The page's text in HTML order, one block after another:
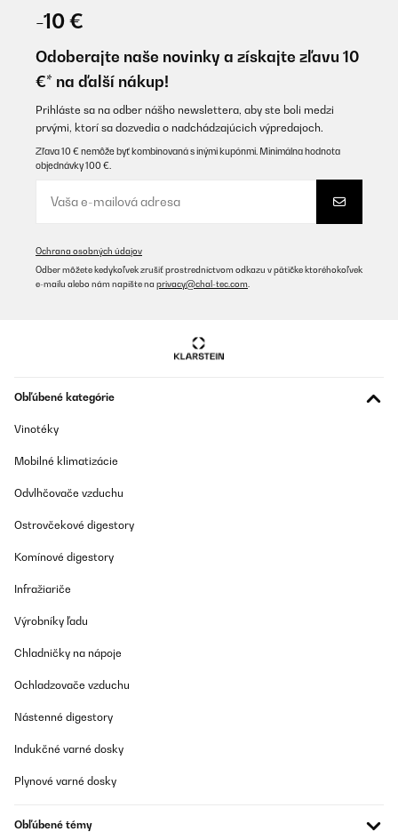
-10 €
Odoberajte naše novinky a získajte zľavu 10
€* na ďalší nákup!
Prihláste sa na odber nášho newslettera, aby ste boli medzi
prvými, ktorí sa dozvedia o nadchádzajúcich výpredajoch.
Zľava 10 € nemôže byť kombinovaná s inými kupónmi. Minimálna hodnota
objednávky 100 €.
Ochrana osobných údajov
Odber môžete kedykoľvek zrušiť prostredníctvom odkazu v pätičke ktoréhokoľvek
e-mailu alebo nám napíšte na privacy@chal-tec.com
Obľúbené kategórie
Vinotéky
Mobilné klimatizácie
Odvlhčovače vzduchu
Ostrovčekové digestory
Komínové digestory
Infražiariče
Výrobníky ľadu
Chladničky na nápoje
Ochladzovače vzduchu
Nástenné digestory
Indukčné varné dosky
Plynové varné dosky
Obľúbené témy